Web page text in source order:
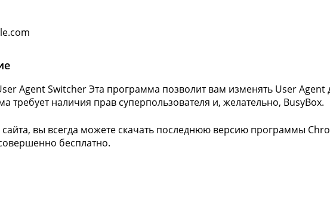
Agent Switcher Эта программа позволит вам изменять User Agent
требует наличия прав суперпользователя и, желательно, BusyBox.
вы всегда можете скачать последнюю версию программы
бесплатно.